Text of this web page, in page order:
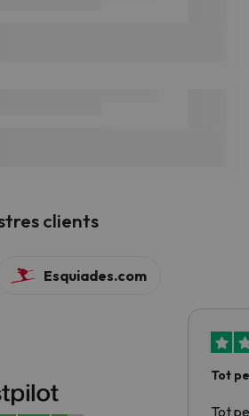
clients
Esquiades.com
Tot
Tot